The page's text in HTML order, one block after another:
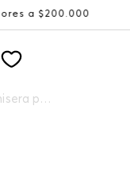
Recibe:
Blusa camisera para mujer crop